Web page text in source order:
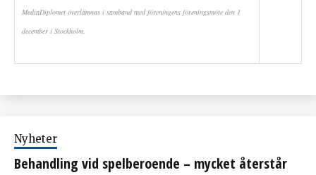
MediaDiplomet överlämnas i samband med föreningens föreningsmöte den 1
december i Stockholm.
Nyheter
Behandling vid spelberoende – mycket återstår